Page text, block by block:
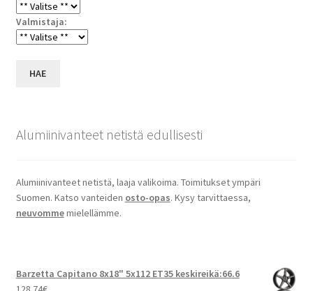
Valmistaja:
HAE
Alumiinivanteet netistä edullisesti
Alumiinivanteet netistä, laaja valikoima. Toimitukset ympäri
Suomen. Katso vanteiden osto-opas. Kysy tarvittaessa,
neuvommemielellämme.
Barzetta Capitano 8x18" 5x112 ET35 keskireikä:66.6